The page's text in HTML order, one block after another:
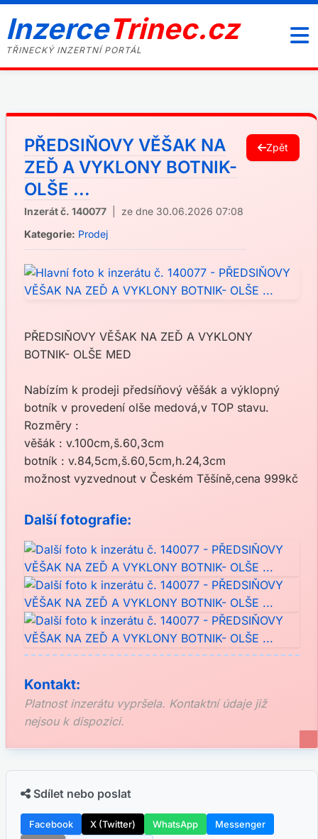
InzerceTrinec.cz
TŘINECKÝ INZERTNÍ PORTÁL
PŘEDSIŇOVY VĚŠAK NA
ZEĎ A VYKLONY BOTNIK-
OLŠE ...
Inzerát č. 140077 | ze dne 30.06.2026 07:08
Kategorie: Prodej
Zpět
PŘEDSIŇOVY VĚŠAK NA ZEĎ A VYKLONY
BOTNIK- OLŠE MED
Nabízím k prodeji předsíňový věšák a výklopný
botník v provedení olše medová,v TOP stavu.
Rozměry :
věšák : v.100cm,š.60,3cm
botník : v.84,5cm,š.60,5cm,h.24,3cm
možnost vyzvednout v Českém Těšíně,cena 999kč
Další fotografie:
Kontakt:
Platnost inzerátu vypršela. Kontaktní údaje již
nejsou k dispozici.
Sdílet nebo poslat
Facebook X (Twitter) WhatsApp
Messenger